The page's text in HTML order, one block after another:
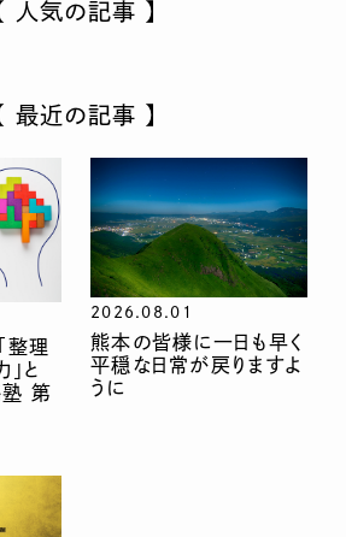
人気の記事 】
最近の記事 】
整理
と
塾 第
2026.08.01
熊本の皆様に一日も早く
平穏な日常が戻りますよ
うに